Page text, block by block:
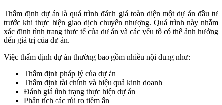
Thẩm định dự án là quá trình đánh giá toàn diện một dự án đầu tư
trước khi thực hiện giao dịch chuyển nhượng. Quá trình này nhằm
xác định tình trạng thực tế của dự án và các yếu tố có thể ảnh hưởng
đến giá trị của dự án.
Việc thẩm định dự án thường bao gồm nhiều nội dung như:
Thẩm định pháp lý của dự án
Thẩm định tài chính và hiệu quả kinh doanh
Đánh giá tình trạng thực hiện dự án
Phân tích các rủi ro tiềm ẩn